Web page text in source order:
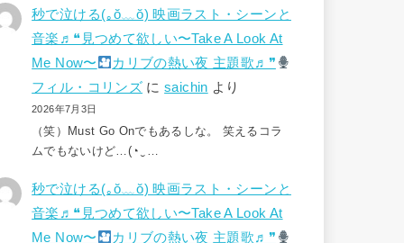
秒で泣ける(⁠｡⁠ŏ⁠﹏⁠ŏ⁠) 映画ラスト・シーンと
音楽♬❝見つめて欲しい〜Take A Look At
Me Now〜
カリブの熱い夜 主題歌♬❞
フィル・コリンズ にsaichin より
2026年7月3日
（笑）Must Go Onでもあるしな。 笑えるコラ
ムでもないけど…(⁠◔⁠‿⁠…
秒で泣ける(⁠｡⁠ŏ⁠﹏⁠ŏ⁠) 映画ラスト・シーンと
音楽♬❝見つめて欲しい〜Take A Look At
Me Now〜
カリブの熱い夜 主題歌♬❞